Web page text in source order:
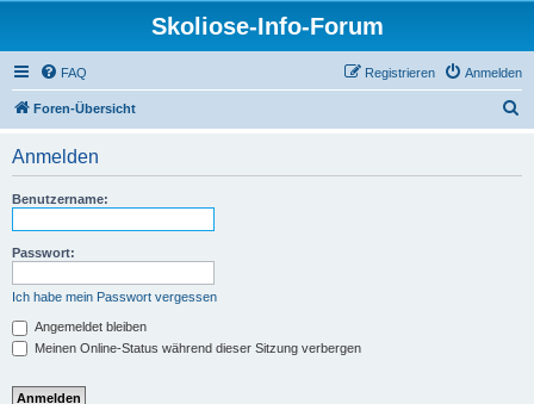
Skoliose-Info-Forum
FAQ Anmelden
Registrieren
Foren-Übersicht
Anmelden
Benutzername:
Passwort:
Ich habe mein Passwort vergessen
Angemeldet bleiben
Meinen Online-Status während dieser Sitzung verbergen